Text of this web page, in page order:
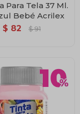
Para Tela 37 Ml.
Bebé Acrilex
$ 82 $ 91